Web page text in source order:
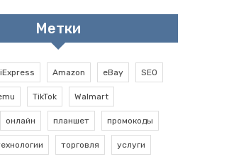
Метки
Amazon eBay SEO
TikTok Walmart
онлайн планшет промокоды
торговля услуги